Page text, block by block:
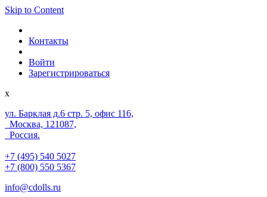
Skip to Content
Контакты
Войти
Зарегистрироваться
x
ул. Барклая д.6 стр. 5, офис 116,
Москва, 121087,
Россия.
+7 (495) 540 5027
+7 (800) 550 5367
info@cdolls.ru